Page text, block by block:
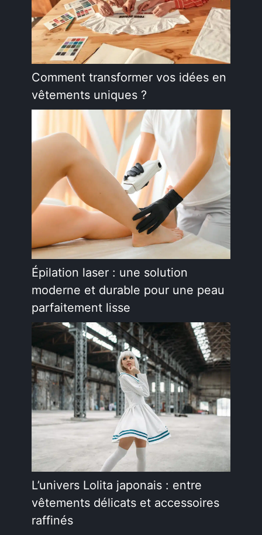
Comment transformer vos idées en
vêtements uniques ?
Épilation laser : une solution
moderne et durable pour une peau
parfaitement lisse
L’univers Lolita japonais : entre
vêtements délicats et accessoires
raffinés